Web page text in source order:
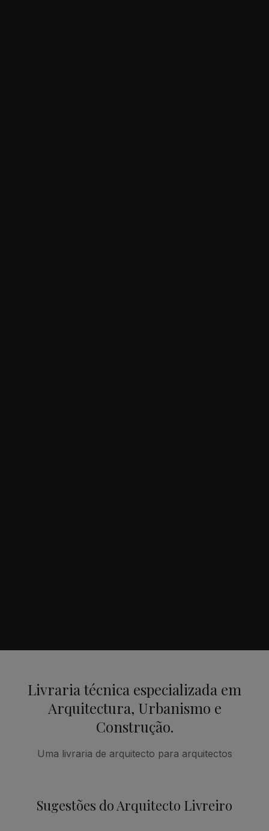
Livraria técnica especializada em
Arquitectura, Urbanismo e
Construção.
Uma livraria de arquitecto para arquitectos
Sugestões do Arquitecto Livreiro